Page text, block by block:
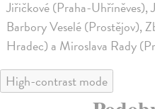
Jiřičkové (Praha-
Barbory Veselé (Prostějov),
Hradec) a Miroslava Rady
High-contrast mode